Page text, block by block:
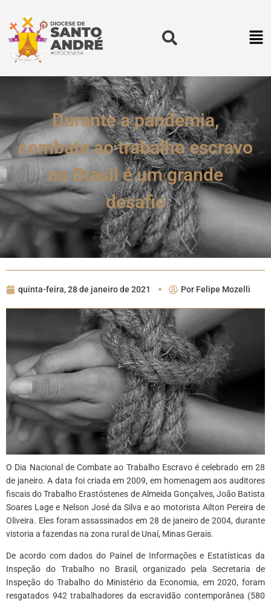
Durante a pandemia,
combate ao trabalho escravo
no Brasil é um grande
desafio
quinta-feira, 28 de janeiro de 2021 Por Felipe Mozelli
O Dia Nacional de Combate ao Trabalho Escravo é celebrado em 28
de janeiro. A data foi criada em 2009, em homenagem aos auditores
fiscais do Trabalho Erastóstenes de Almeida Gonçalves, João Batista
Soares Lage e Nelson José da Silva e ao motorista Ailton Pereira de
Oliveira. Eles foram assassinados em 28 de janeiro de 2004, durante
vistoria a fazendas na zona rural de Unaí, Minas Gerais.
De acordo com dados do Painel de Informações e Estatísticas da
Inspeção do Trabalho no Brasil, organizado pela Secretaria de
Inspeção do Trabalho do Ministério da Economia, em 2020, foram
resgatados 942 trabalhadores da escravidão contemporânea (580